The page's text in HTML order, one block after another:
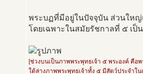
พระบฏที่มีอยู่ในปัจจุบัน ส่วนให
โดยเฉพาะในสมัยรัชกาลที่ ๕ เป็
[ช่วงบนเป็นภาพพระพุทธเจ้า ๕ พระองค์ คือ
ใต้ล่างภาพพระพุทธเจ้าทั้ง ๕ มีสัตว์ประจำใ